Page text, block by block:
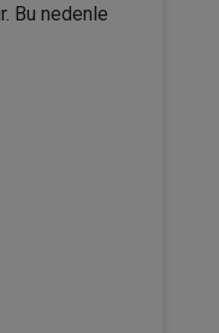
Bu nedenle